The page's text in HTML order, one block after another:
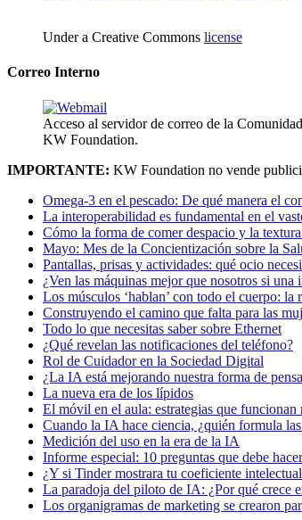
Under a Creative Commons license
Correo Interno
Acceso al servidor de correo de la Comunidad
KW Foundation.
IMPORTANTE: KW Foundation no vende
Omega-3 en el pescado: De qué manera el
La interoperabilidad es fundamental en el
Cómo la forma de comer despacio y la
Mayo: Mes de la Concientización sobre la
Pantallas, prisas y actividades: qué ocio
¿Ven las máquinas mejor que nosotros si una
Los músculos ‘hablan’ con todo el cuerpo:
Construyendo el camino que falta para las
Todo lo que necesitas saber sobre Ethernet
¿Qué revelan las notificaciones del teléfono?
Rol de Cuidador en la Sociedad Digital
¿La IA está mejorando nuestra forma de
La nueva era de los lípidos
El móvil en el aula: estrategias que
Cuando la IA hace ciencia, ¿quién formula
Medición del uso en la era de la IA
Informe especial: 10 preguntas que debe
¿Y si Tinder mostrara tu coeficiente
La paradoja del piloto de IA: ¿Por qué crece
Los organigramas de marketing se crearon